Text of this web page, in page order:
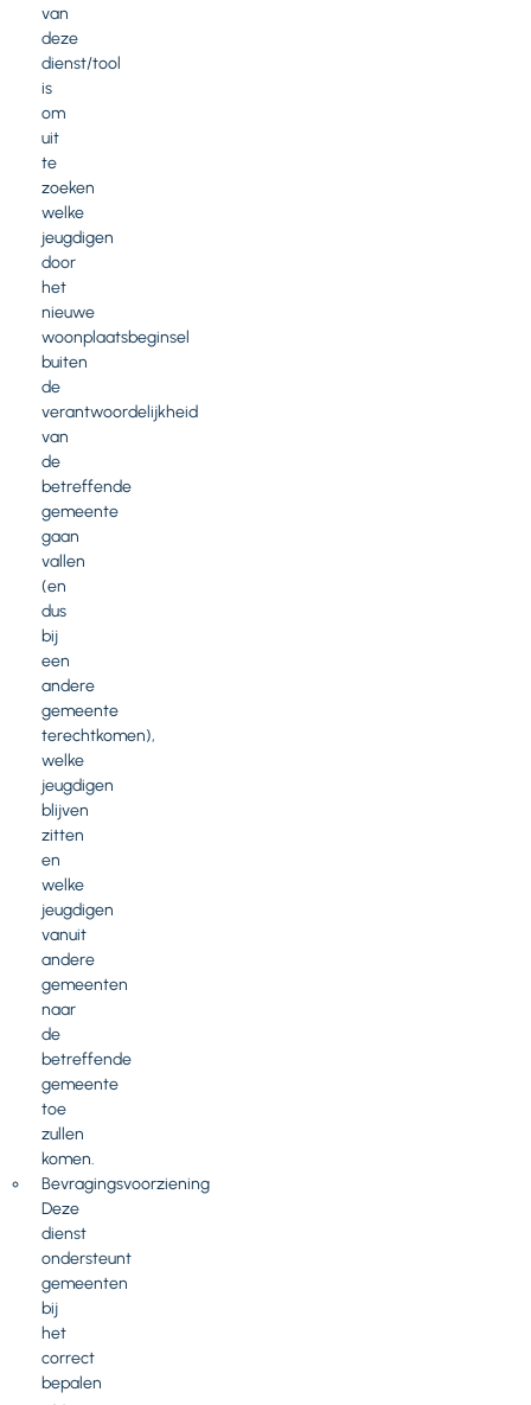
van
deze
dienst/tool
is
om
uit
te
zoeken
welke
jeugdigen
door
het
nieuwe
woonplaatsbeginsel
buiten
de
verantwoordelijkheid
van
de
betreffende
gemeente
gaan
vallen
(en
dus
bij
een
andere
gemeente
terechtkomen),
welke
jeugdigen
blijven
zitten
en
welke
jeugdigen
vanuit
andere
gemeenten
naar
de
betreffende
gemeente
toe
zullen
komen.
Bevragingsvoorziening
Deze
dienst
ondersteunt
gemeenten
bij
het
correct
bepalen